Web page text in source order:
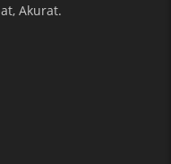
Akurat.